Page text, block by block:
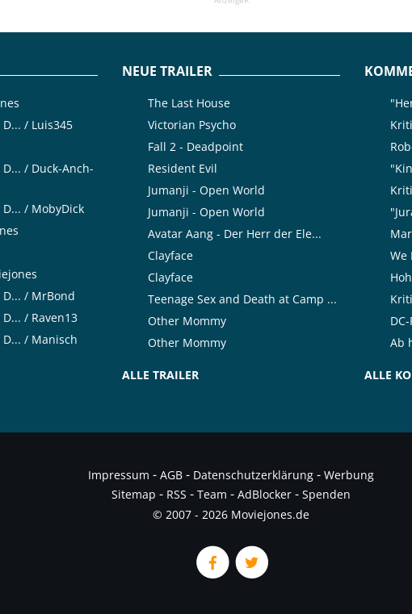
/ Luis345
/ Duck-Anch-
/ MobyDick
/ MrBond
/ Raven13
/ Manisch
NEUE TRAILER
The Last House
Victorian Psycho
Fall 2 - Deadpoint
Resident Evil
Jumanji - Open World
Jumanji - Open World
Avatar Aang - Der Herr der Ele...
Clayface
Clayface
Teenage Sex and Death at Camp ...
Other Mommy
Other Mommy
ALLE TRAILER
We
Ab
ALLE
Impressum - AGB - Datenschutzerklärung - Werbung
Sitemap - RSS - Team - AdBlocker - Spenden
© 2007 - 2026 Moviejones.de